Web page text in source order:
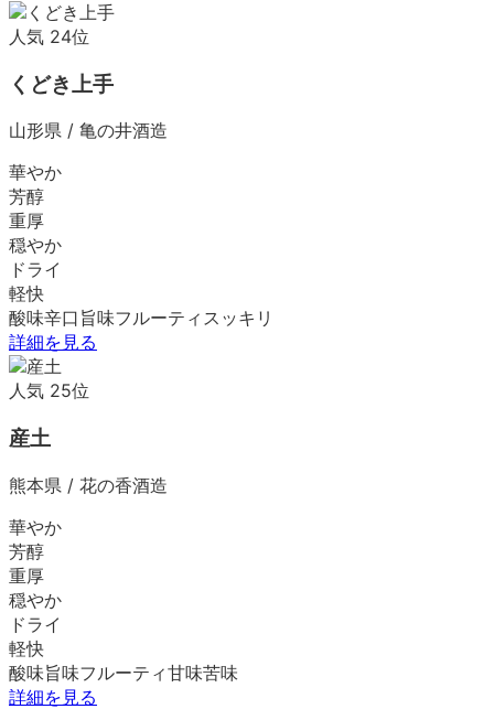
人気 24位
くどき上手
山形県 / 亀の井酒造
華やか
芳醇
重厚
穏やか
ドライ
軽快
酸味辛口 旨味フルーティ スッキリ
詳細を見る
人気 25位
産土
熊本県 / 花の香酒造
華やか
芳醇
重厚
穏やか
ドライ
軽快
酸味旨味フルーティ甘味苦味
詳細を見る